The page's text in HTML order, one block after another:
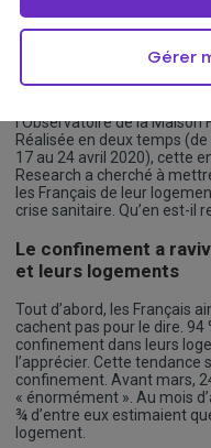
Comment les
pendant le
Comment lesFrançais se
l’Observatoire de la Maison
Réalisée en deux temps
17 au 24 avril 2020), cette
Research a cherché à
les Français de leur
crise sanitaire. Qu’en est-il
Le confinement a
et leurs logements
Tout d’abord, les Français
cachent pas pour le dire. 94
confinement dans leurs
l’apprécier. Cette tendance
confinement. Avant mars,
« énormément ». Au mois
¾ d’entre eux estimaient
logement.
Gérer